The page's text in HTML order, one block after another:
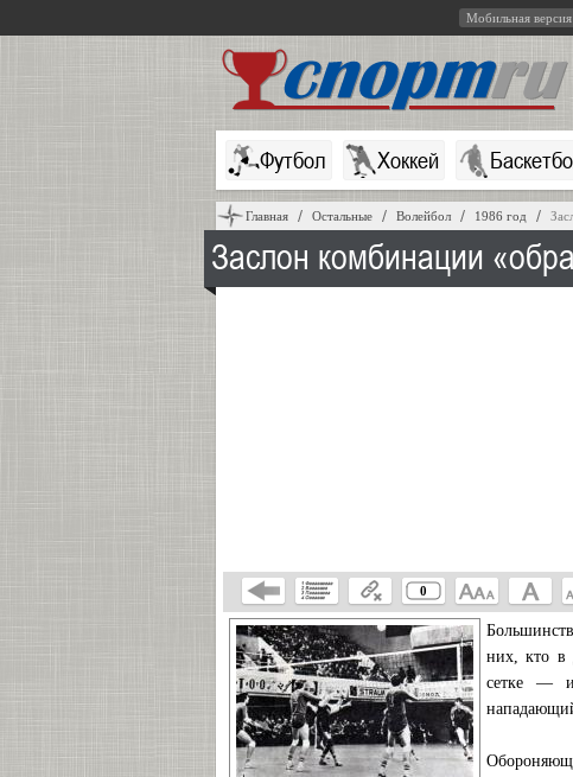
Мобильная версия
Футбол Хоккей
Главная Остальные Волейбол 1986 год
Заслон комбинации
0
них, кто в
сетке — и